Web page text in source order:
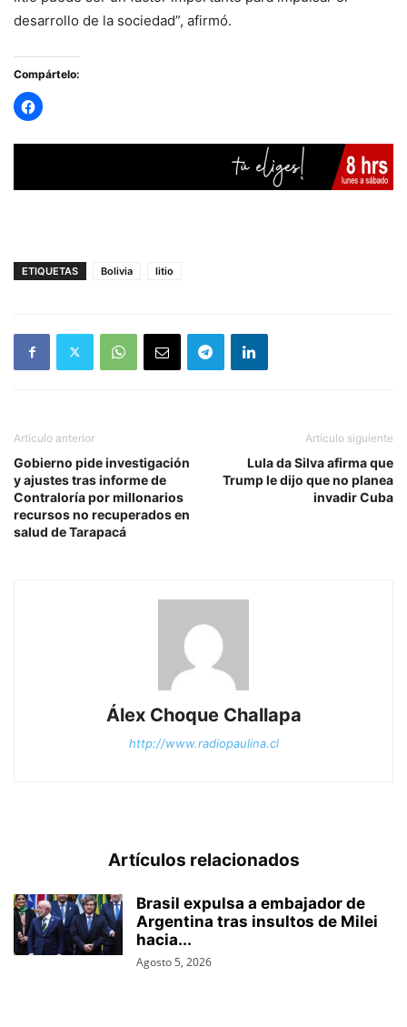
desarrollo de la sociedad”, afirmó.
Compártelo:
ETIQUETAS Bolivia litio
Artículo anterior
Gobierno pide investigación
y ajustes tras informe de
Contraloría por millonarios
recursos no recuperados en
salud de Tarapacá
Artículo siguiente
Lula da Silva afirma que
Trump le dijo que no planea
invadir Cuba
Álex Choque Challapa
http://www.radiopaulina.cl
Artículos relacionados
Brasil expulsa a embajador de
Argentina tras insultos de Milei
hacia...
Agosto 5, 2026